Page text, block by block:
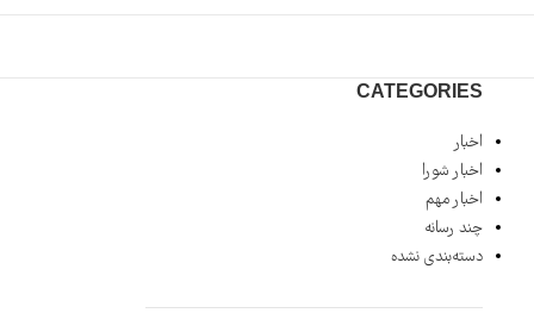
CATEGORIES
اخبار
اخبار شورا
اخبار مهم
چند رسانه
دسته‌بندی نشده